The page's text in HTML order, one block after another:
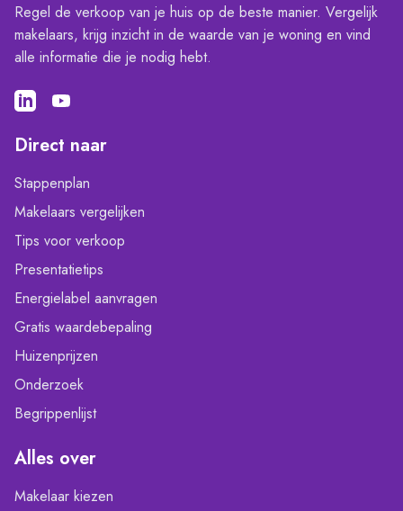
Regel de verkoop van je huis op de beste manier. Vergelijk
makelaars, krijg inzicht in de waarde van je woning en vind
alle informatie die je nodig hebt.
Direct naar
Stappenplan
Makelaars vergelijken
Tips voor verkoop
Presentatietips
Energielabel aanvragen
Gratis waardebepaling
Huizenprijzen
Onderzoek
Begrippenlijst
Alles over
Makelaar kiezen